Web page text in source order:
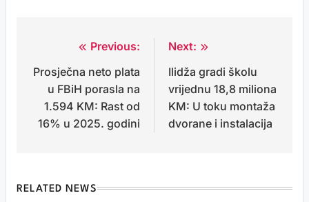
navigation
Previous:
Prosječna neto plata
u FBiH porasla na
1.594 KM: Rast od
16% u 2025. godini
Next:
Ilidža gradi školu
vrijednu 18,8 miliona
KM: U toku montaža
dvorane i instalacija
RELATED NEWS